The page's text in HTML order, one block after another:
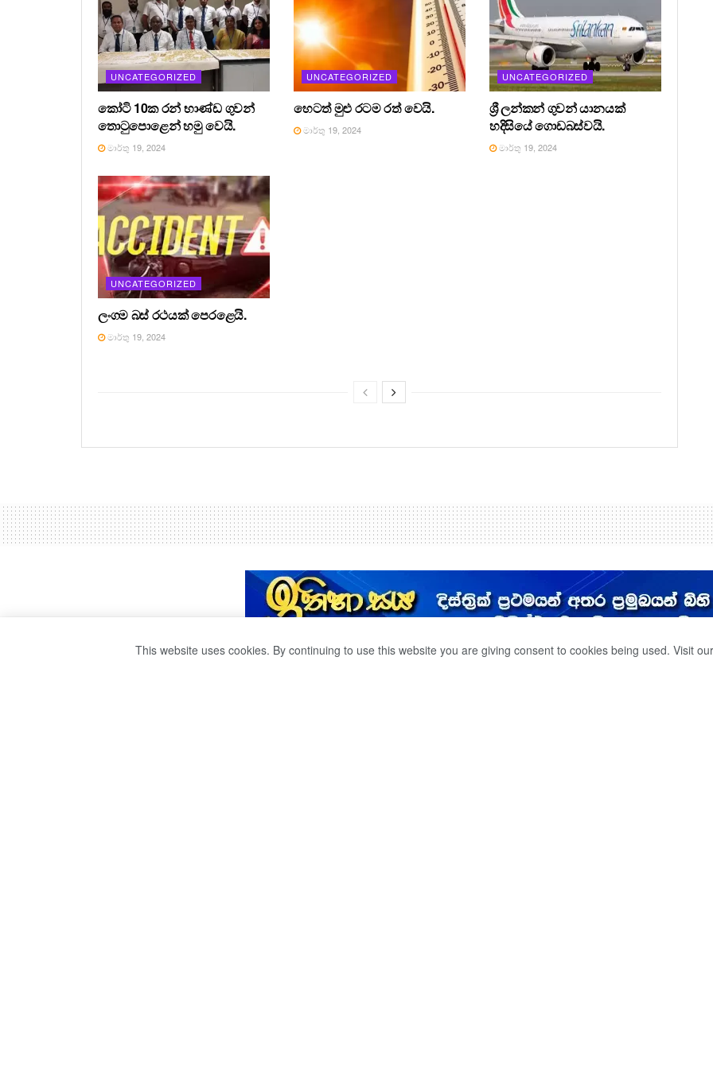
UNCATEGORIZED
කෝටි 10ක රන් භාණ්ඩ ගුවන්
තොටුපොළෙන් හමු වෙයි.
මාර්තු 19, 2024
UNCATEGORIZED
හෙටත් මුළු රටම රත් වෙයි.
මාර්තු 19, 2024
UNCATEGORIZED
ශ්‍රී ලන්කන් ගුවන් යානයක්
හදිසියේ ගොඩබස්වයි.
මාර්තු 19, 2024
UNCATEGORIZED
ලංගම බස් රථයක් පෙරළෙයි.
මාර්තු 19, 2024
This website uses cookies. By continuing to use this website you are giving consent to cookies being used. Visit